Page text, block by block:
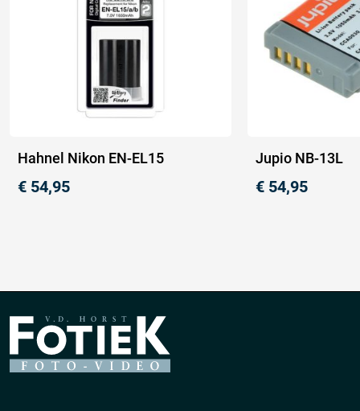
Hahnel Nikon EN-EL15
€ 54,95
Jupio NB-13L
€ 54,95